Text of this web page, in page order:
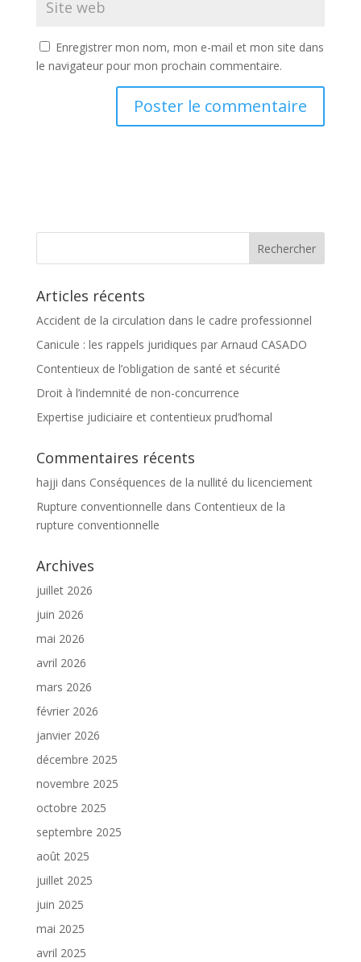
Enregistrer mon nom, mon e-mail et mon site dans
le navigateur pour mon prochain commentaire.
Articles récents
Accident de la circulation dans le cadre professionnel
Canicule : les rappels juridiques par Arnaud CASADO
Contentieux de l’obligation de santé et sécurité
Droit à l’indemnité de non-concurrence
Expertise judiciaire et contentieux prud’homal
Commentaires récents
hajji dans Conséquences de la nullité du licenciement
Rupture conventionnelle dans Contentieux de la
rupture conventionnelle
Archives
juillet 2026
juin 2026
mai 2026
avril 2026
mars 2026
février 2026
janvier 2026
décembre 2025
novembre 2025
octobre 2025
septembre 2025
août 2025
juillet 2025
juin 2025
mai 2025
avril 2025